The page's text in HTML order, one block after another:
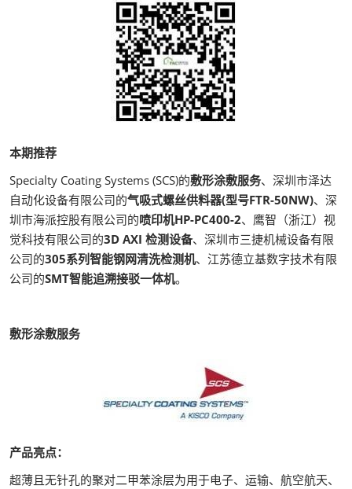
本期推荐
Specialty Coating Systems (SCS)的敷形涂敷服务、深圳市泽达
自动化设备有限公司的气吸式螺丝供料器(型号FTR-50NW)、深
圳市海派控股有限公司的喷印机HP-PC400-2、鹰智（浙江）视
觉科技有限公司的3D AXI 检测设备、深圳市三捷机械设备有限
公司的305系列智能钢网清洗检测机、江苏德立基数字技术有限
公司的SMT智能追溯接驳一体机。
敷形涂敷服务
产品亮点：
超薄且无针孔的聚对二甲苯涂层为用于电子、运输、航空航天、